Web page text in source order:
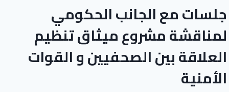
جلسات مع الجانب الحكومي
لمناقشة مشروع ميثاق تنظيم
العلاقة بين الصحفيين و القوات
الأمنية